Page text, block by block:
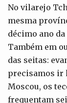
No vilarejo
mesma
décimo ano
Também em
das seitas:
precisamos ir
Moscou, os
frequentam